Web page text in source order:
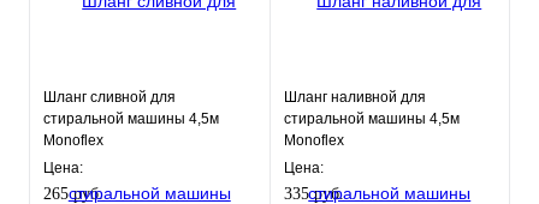
Шланг сливной для
стиральной машины 4,5м
Monoflex
Цена:
265 руб.
Шланг наливной для
стиральной машины 4,5м
Monoflex
Цена:
335 руб.